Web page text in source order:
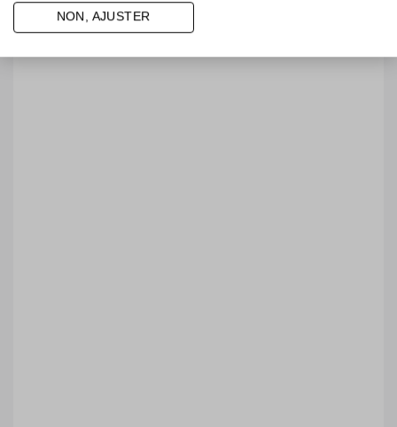
NON, AJUSTER